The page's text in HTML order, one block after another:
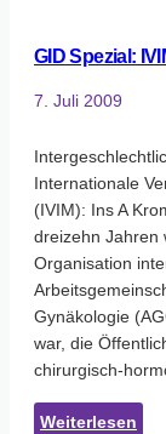
GID Spezial:
7. Juli 2009
Internationale
(IVIM): Ins A
dreizehn Jahren
Organisation
Gynäkologie
war, die
chirurgisch-
Weiterlesen